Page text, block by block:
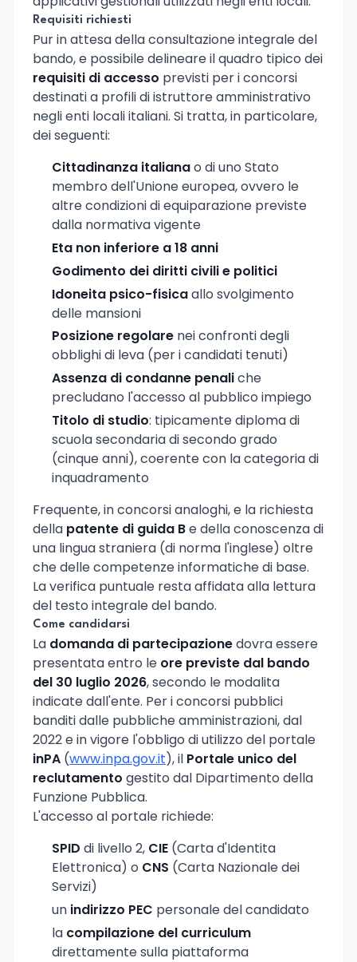
Requisiti richiesti
Pur in attesa della consultazione integrale del
bando, e possibile delineare il quadro tipico dei
requisiti di accesso previsti per i concorsi
destinati a profili di istruttore amministrativo
negli enti locali italiani. Si tratta, in particolare,
dei seguenti:
Cittadinanza italianao di uno Stato
membro dell'Unione europea, ovvero le
altre condizioni di equiparazione previste
dalla normativa vigente
Eta non inferiore a 18 anni
Godimento dei diritti civili e politici
Idoneita psico-fisicaallo svolgimento
delle mansioni
Posizione regolare nei confronti degli
obblighi di leva (per i candidati tenuti)
Assenza di condanne penaliche
precludano l'accesso al pubblico impiego
Titolo di studio: tipicamente diploma di
scuola secondaria di secondo grado
(cinque anni), coerente con la categoria di
inquadramento
Frequente, in concorsi analoghi, e la richiesta
della patente di guida Be della conoscenza di
una lingua straniera (di norma l'inglese) oltre
che delle competenze informatiche di base.
La verifica puntuale resta affidata alla lettura
del testo integrale del bando.
Come candidarsi
La domanda di partecipazionedovra essere
presentata entro le ore previste dal bando
del 30 luglio 2026, secondo le modalita
indicate dall'ente. Per i concorsi pubblici
banditi dalle pubbliche amministrazioni, dal
2022 e in vigore l'obbligo di utilizzo del portale
inPA (www.inpa.gov.it), il Portale unico del
reclutamento gestito dal Dipartimento della
Funzione Pubblica.
L'accesso al portale richiede:
SPID di livello 2, CIE (Carta d'Identita
Elettronica) o CNS (Carta Nazionale dei
Servizi)
un indirizzo PEC personale del candidato
la compilazione del curriculum
direttamente sulla piattaforma